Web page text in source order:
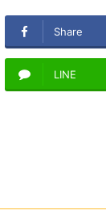
Share
LINE